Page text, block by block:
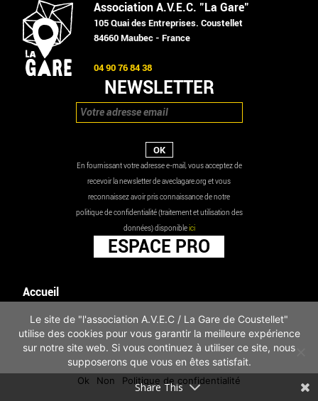
Association A.V.E.C. "La Gare"
105 Quai des Entreprises. Coustellet
84660 Maubec - France
04 90 76 84 38
NEWSLETTER
En fournissant votre adresse e-mail, vous acceptez de
recevoir la newsletter de aveclagare.org et vous
reconnaissez avoir pris connaissance de notre
politique de confidentialité (traitement et utilisation des
données) disponibleici
ESPACE PRO
Accueil
Les actualités
Mentions légales
Infos pratiques
Politique de confidentialité
Share This
Le site de "l'association A.V.E.C / La Gare de Coustellet"
utilise des cookies pour vous garantir la meilleure expérience
sur notre site web. Si vous continuez à utiliser ce site, nous
supposerons que vous en êtes satisfait.
Ok Non Politique de confidentialité